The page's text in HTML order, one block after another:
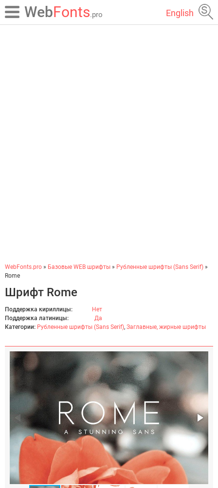
WebFonts.pro English
WebFonts.pro » Базовые WEB шрифты » Рубленные шрифты (Sans Serif) »
Rome
Шрифт Rome
Поддержка кириллицы:
Нет
Поддержка латиницы:
Да
Категории: Рубленные шрифты (Sans Serif), Заглавные, жирные шрифты